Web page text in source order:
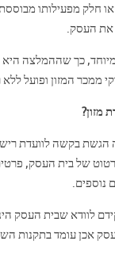
חלק מפעילותו
את העסק.
כך שההמלצה
המזון ופועל ללא
מזון?
הגשת בקשה לוועדת
של בית העסק,
נוספים.
לוודא שבית העסק
אכן עומד בתקנות